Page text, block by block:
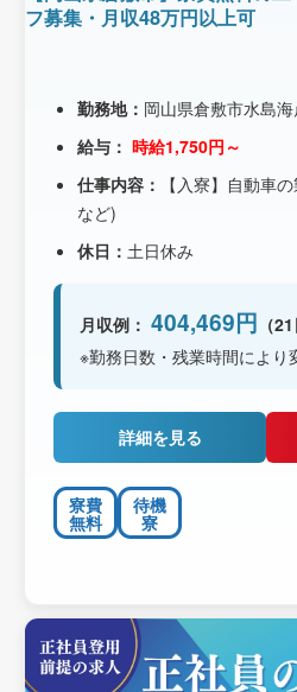
フ募集・月収48万円以上可
勤務地： 岡山県倉敷市水島海
給与： 時給1,750円～
仕事内容：
【入寮】自動車
など)
休日： 土日休み
月収例： 404,469円 （
※勤務日数・残業時間により
詳細を見る
寮費
無料
待機
寮